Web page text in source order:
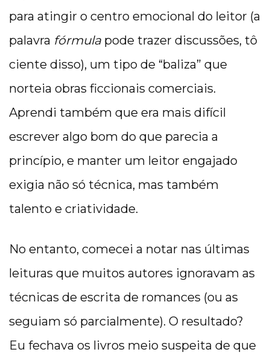
para atingir o centro emocional do leitor (a
palavra fórmula pode trazer discussões, tô
ciente disso), um tipo de “baliza” que
norteia obras ficcionais comerciais.
Aprendi também que era mais difícil
escrever algo bom do que parecia a
princípio, e manter um leitor engajado
exigia não só técnica, mas também
talento e criatividade.
No entanto, comecei a notar nas últimas
leituras que muitos autores ignoravam as
técnicas de escrita de romances (ou as
seguiam só parcialmente). O resultado?
Eu fechava os livros meio suspeita de que